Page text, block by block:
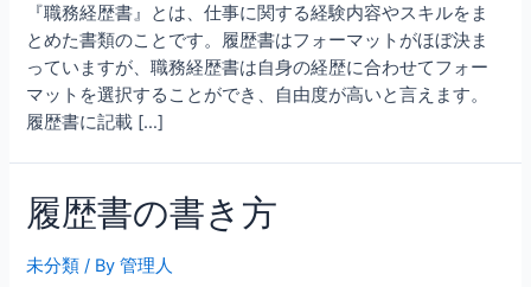
『職務経歴書』とは、仕事に関する経験内容やスキルをま
とめた書類のことです。履歴書はフォーマットがほぼ決ま
っていますが、職務経歴書は自身の経歴に合わせてフォー
マットを選択することができ、自由度が高いと言えます。
履歴書に記載 […]
履歴書の書き方
未分類 / By管理人